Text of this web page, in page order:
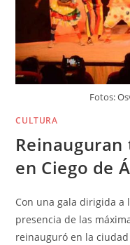
Fotos:
CULTURA
en Ciego de
Con una gala dirigida a
presencia de las
reinauguró en la